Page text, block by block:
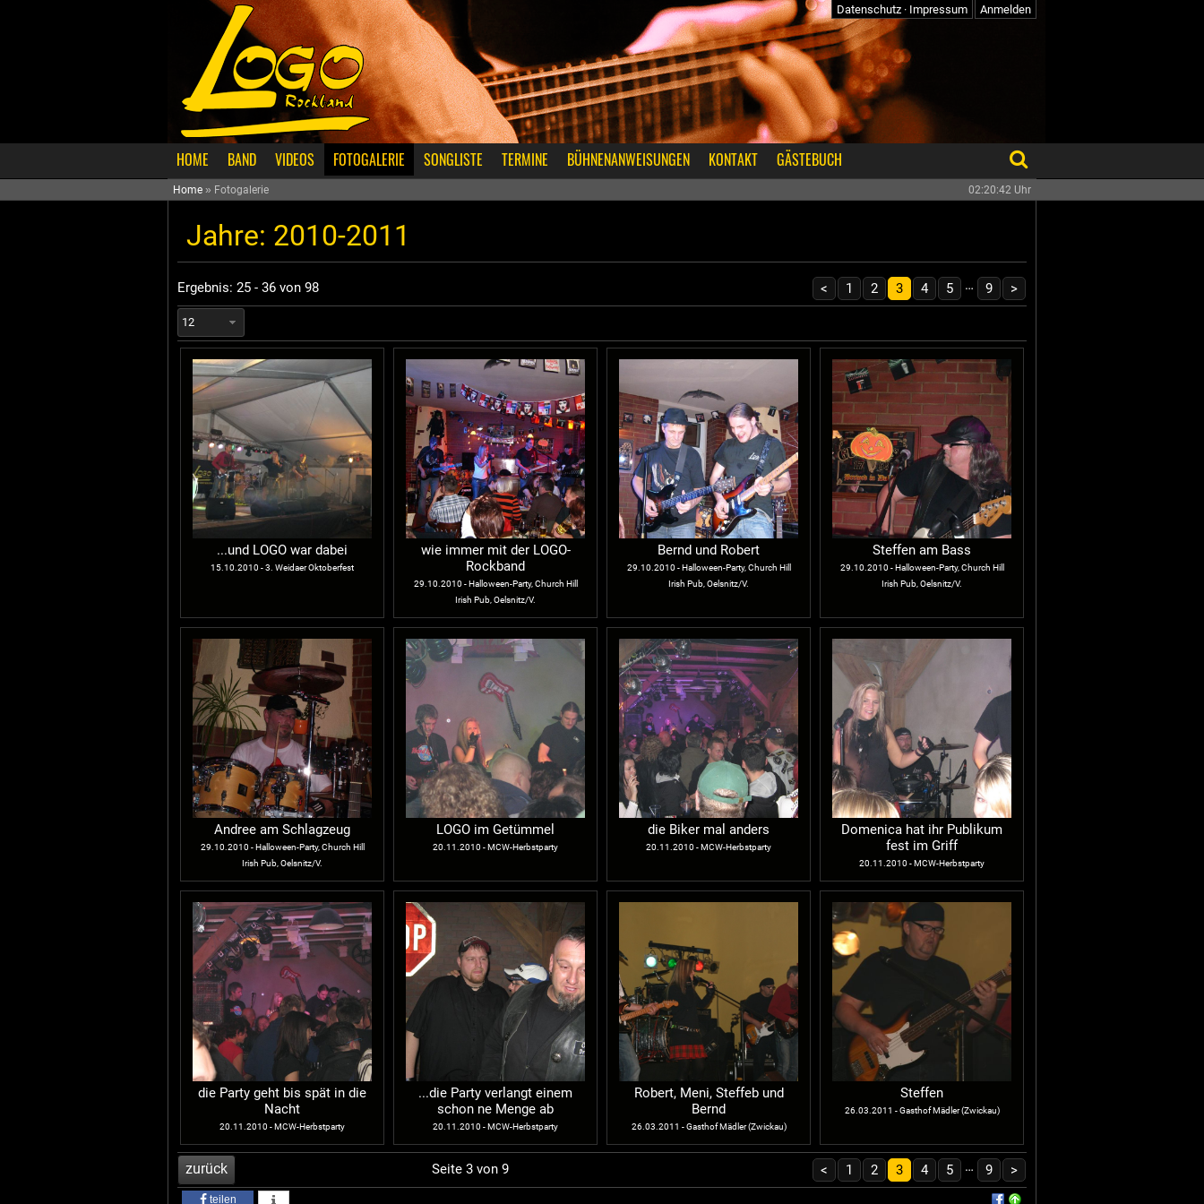
Anmelden
Datenschutz · Impressum
HOME BAND VIDEOS FOTOGALERIE SONGLISTE TERMINE BÜHNENANWEISUNGEN KONTAKT GÄSTEBUCH
Home » Fotogalerie 02:20:42 Uhr
Jahre: 2010-2011
Ergebnis: 25 - 36 von 98 < 1 2 3 4 5 … 9 >
12
...und LOGO war dabei
15.10.2010 - 3. Weidaer Oktoberfest
wie immer mit der LOGO-
Rockband
29.10.2010 - Halloween-Party, Church Hill
Irish Pub, Oelsnitz/V.
Bernd und Robert
29.10.2010 - Halloween-Party, Church Hill
Irish Pub, Oelsnitz/V.
Steffen am Bass
29.10.2010 - Halloween-Party, Church Hill
Irish Pub, Oelsnitz/V.
Andree am Schlagzeug
29.10.2010 - Halloween-Party, Church Hill
Irish Pub, Oelsnitz/V.
LOGO im Getümmel
20.11.2010 - MCW-Herbstparty
die Biker mal anders
20.11.2010 - MCW-Herbstparty
Domenica hat ihr Publikum
fest im Griff
20.11.2010 - MCW-Herbstparty
die Party geht bis spät in die
Nacht
20.11.2010 - MCW-Herbstparty
...die Party verlangt einem
schon ne Menge ab
20.11.2010 - MCW-Herbstparty
Robert, Meni, Steffeb und
Bernd
26.03.2011 - Gasthof Mädler (Zwickau)
Steffen
26.03.2011 - Gasthof Mädler (Zwickau)
Seite 3 von 9 < 1 2 3 4 5 … 9 >
teilen